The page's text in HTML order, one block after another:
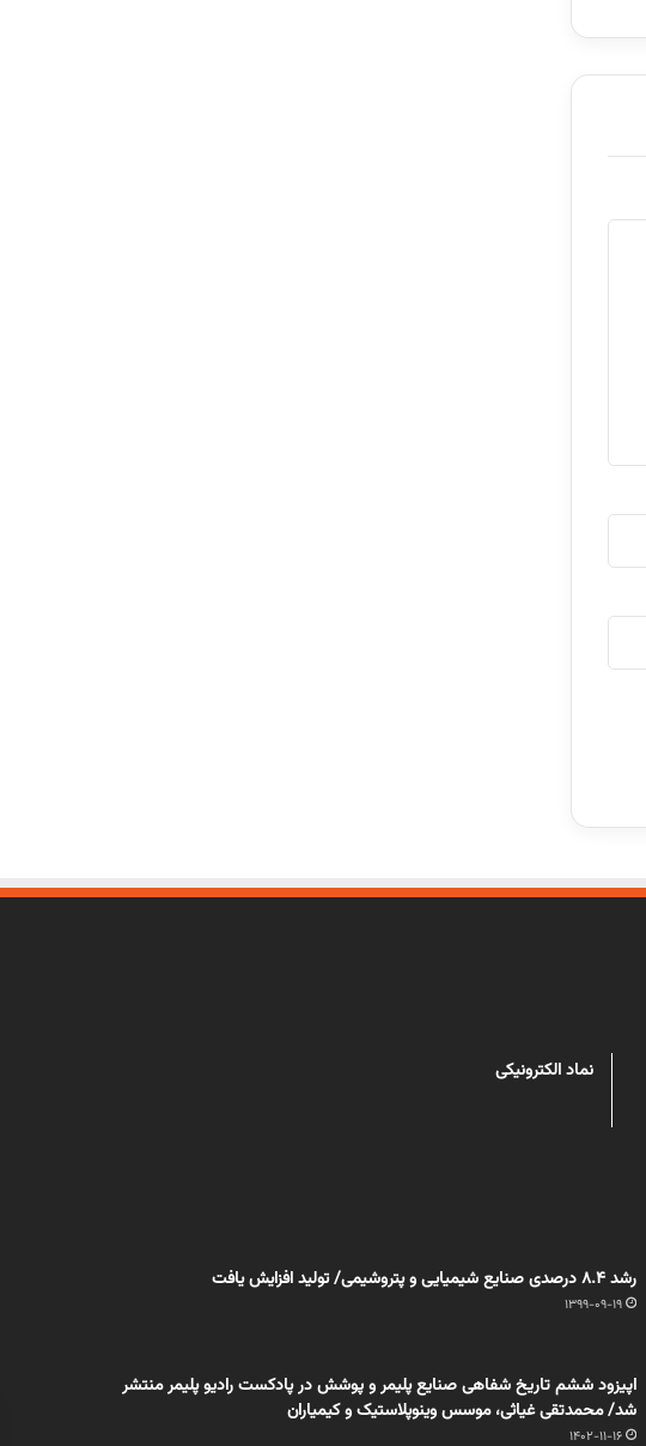
نماد الکترونیکی
رشد 8.4 درصدی صنایع شیمیایی و پتروشیمی/ تولید افزایش یافت
1399-09-19
اپیزود ششم تاریخ شفاهی صنایع پلیمر و پوشش در پادکست رادیو پلیمر منتشر
شد/ محمدتقی غیاثی، موسس وینوپلاستیک و کیمیاران
1402-11-16